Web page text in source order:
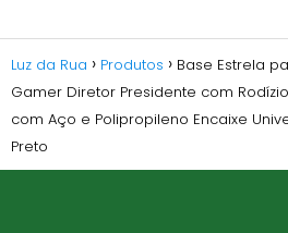
Luz da Rua Produtos
Base Estrela
Gamer Diretor Presidente com
com Aço e Polipropileno Encaixe
Preto